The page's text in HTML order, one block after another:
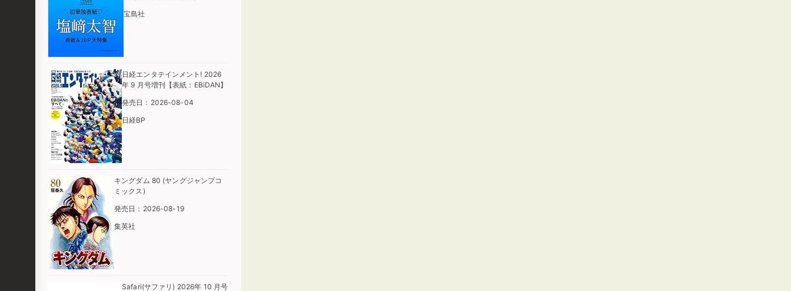
宝島社
日経エンタテインメント! 2026
年 9 月号増刊【表紙：EBiDAN】
発売日：2026-08-04
日経BP
キングダム 80 (ヤングジャンプコ
ミックス)
発売日：2026-08-19
集英社
Safari(サファリ) 2026年 10 月号